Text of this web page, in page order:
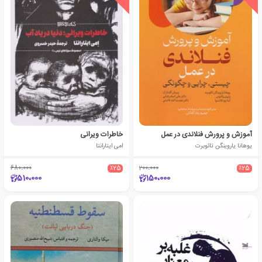
آموزش و پرورش فنلاندی در عمل
یوهانا یاروینگن تائوبرت
٪25 200،000
150،000
خاطرات ویرانی
امی ایتارانتا
٪25 680،000
510،000